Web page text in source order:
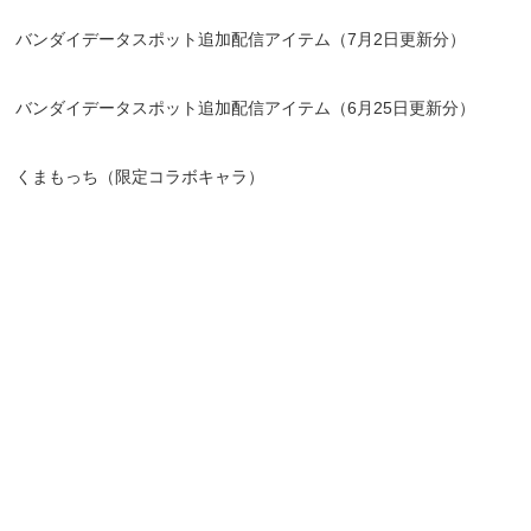
バンダイデータスポット追加配信アイテム（7月2日更新分）
バンダイデータスポット追加配信アイテム（6月25日更新分）
くまもっち（限定コラボキャラ）